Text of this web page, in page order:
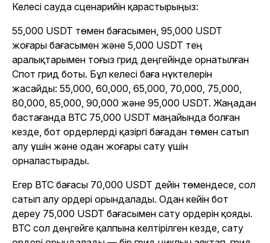
Келесі сауда сценарийін қарастырыңыз:
55,000 USDT төмен бағасымен, 95,000 USDT
жоғары бағасымен және 5,000 USDT тең
аралықтарымен тоғыз грид деңгейінде орнатылған
Спот грид боты. Бұл келесі баға нүктелерін
жасайды: 55,000, 60,000, 65,000, 70,000, 75,000,
80,000, 85,000, 90,000 және 95,000 USDT. Жаңадан
бастағанда BTC 75,000 USDT маңайында болған
кезде, бот ордерлерді қазіргі бағадан төмен сатып
алу үшін және одан жоғары сату үшін
орналастырады.
Егер BTC бағасы 70,000 USDT дейін төмендесе, сол
сатып алу ордері орындалады. Одан кейін бот
дереу 75,000 USDT бағасымен сату ордерін қояды.
BTC сол деңгейге қалпына келтірілген кезде, сату